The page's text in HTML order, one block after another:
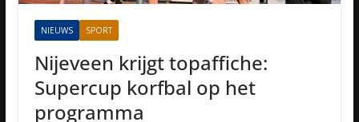
NIEUWS SPORT
Nijeveen krijgt topaffiche:
Supercup korfbal op het
programma